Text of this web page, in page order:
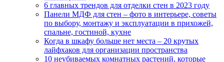
6 главных трендов для отделки стен в 2023 году
Панели МДФ для стен – фото в интерьере, советы
по выбору, монтажу и эксплуатации в прихожей,
спальне, гостиной, кухне
Когда в шкафу больше нет места – 20 крутых
лайфхаков для организации пространства
10 неубиваемых комнатных растений, которые